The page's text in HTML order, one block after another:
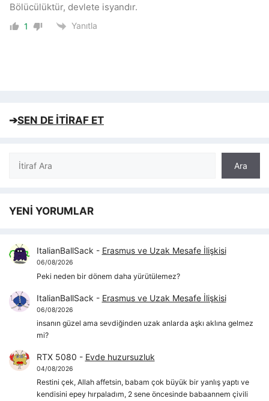
Bölücülüktür, devlete isyandır.
1 Yanıtla
➔SEN DE İTİRAF ET
Ara
Ara
YENİ YORUMLAR
ItalianBallSack - Erasmus ve Uzak Mesafe İlişkisi
06/08/2026
Peki neden bir dönem daha yürütülemez?
ItalianBallSack - Erasmus ve Uzak Mesafe İlişkisi
06/08/2026
insanın güzel ama sevdiğinden uzak anlarda aşkı aklına gelmez
mi?
RTX 5080 - Evde huzursuzluk
04/08/2026
Restini çek, Allah affetsin, babam çok büyük bir yanlış yaptı ve
kendisini epey hırpaladım, 2 sene öncesinde babaannem çivili